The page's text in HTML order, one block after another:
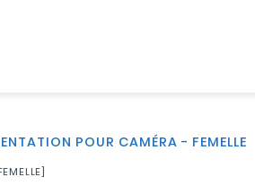
POUR CAMÉRA - FEMELLE